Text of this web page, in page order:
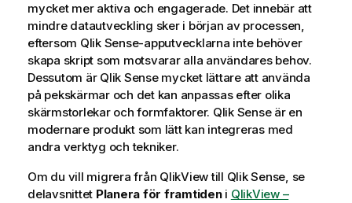
mycket mer aktiva och engagerade. Det innebär att
mindre datautveckling sker i början av processen,
eftersom Qlik Sense-apputvecklarna inte behöver
skapa skript som motsvarar alla användares behov.
Dessutom är Qlik Sensemycket lättare att använda
på pekskärmar och det kan anpassas efter olika
skärmstorlekar och formfaktorer. Qlik Senseär en
modernare produkt som lätt kan integreras med
andra verktyg och tekniker.
Om du vill migrera från QlikViewtill Qlik Sense, se
delavsnittet Planera för framtideni QlikView –